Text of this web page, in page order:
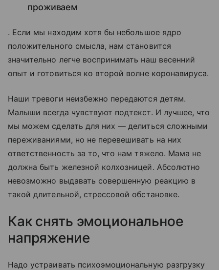
проживаем
. Если мы находим хотя бы небольшое ядро
положительного смысла, нам становится
значительно легче воспринимать наш весенний
опыт и готовиться ко второй волне коронавируса.
Наши тревоги неизбежно передаются детям.
Малыши всегда чувствуют подтекст. И лучшее, что
мы можем сделать для них — делиться сложными
переживаниями, но не перевешивать на них
ответственность за то, что нам тяжело. Мама не
должна быть железной колхозницей. Абсолютно
невозможно выдавать совершенную реакцию в
такой длительной, стрессовой обстановке.
Как снять эмоциональное
напряжение
Надо устраивать психоэмоциональную разгрузку